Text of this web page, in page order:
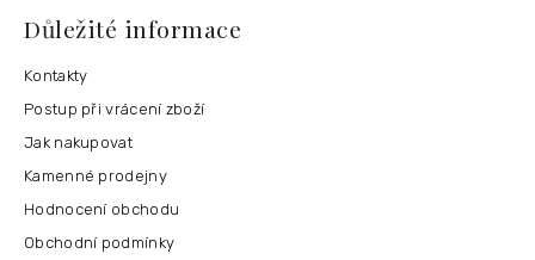
Důležité informace
Kontakty
Postup při vrácení zboží
Jak nakupovat
Kamenné prodejny
Hodnocení obchodu
Obchodní podmínky